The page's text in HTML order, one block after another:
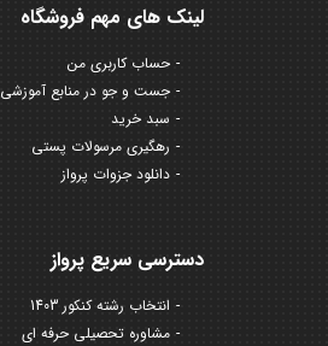
لینک های مهم فروشگاه
حساب کاربری من
جست و جو در منابع آموزشی
سبد خرید
رهگیری مرسولات پستی
دانلود جزوات پرواز
دسترسی سریع پرواز
انتخاب رشته کنکور 1403
مشاوره تحصیلی حرفه ای